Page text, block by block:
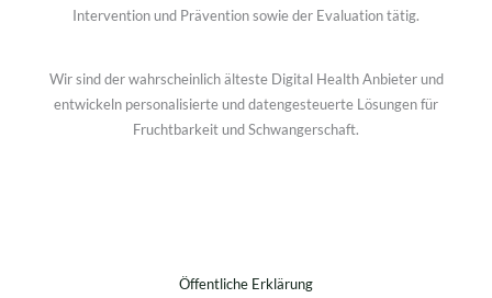
Intervention und Prävention sowie der Evaluation tätig.
Wir sind der wahrscheinlich älteste Digital Health Anbieter und
entwickeln personalisierte und datengesteuerte Lösungen für
Fruchtbarkeit und Schwangerschaft.
Öffentliche Erklärung